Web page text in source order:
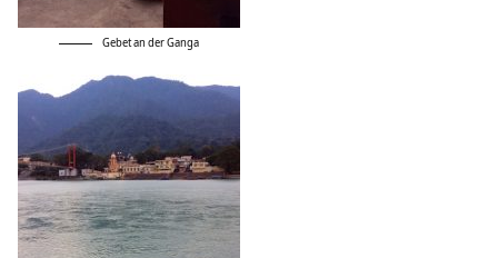
Gebet an der Ganga